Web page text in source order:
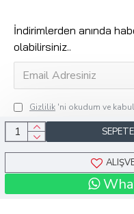
İndirimlerden anında
olabilirsiniz..
Gizlilik 'ni okudum ve
Kuaför Suzan ©